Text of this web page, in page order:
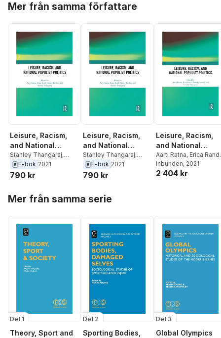
Mer från samma författare
Leisure, Racism,
and National
Populist Politics
Stanley Thangaraj,
Daniel Burdsey
Rand, Aarti Ratna
E-bok 2021
790 kr
Leisure, Racism,
and National
Populist Politics
Stanley Thangaraj,
Daniel Burdsey
Rand, Aarti Ratna
E-bok 2021
790 kr
Leisure, Racism,
and National
Populist Politics
Aarti Ratna, Erica Rand,
Daniel Burdsey
Thangaraj
Inbunden, 2021
2 404 kr
Mer från samma serie
Del 1
Theory, Sport and
Del 2
Sporting Bodies,
Del 3
Global Olympics